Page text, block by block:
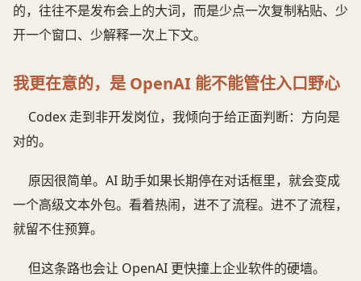
的，往往不是发布会上的大词，而是少点一次复制粘贴、少
开一个窗口、少解释一次上下文。
我更在意的，是 OpenAI 能不能管住入口野心
Codex 走到非开发岗位，我倾向于给正面判断：方向是
对的。
原因很简单。AI 助手如果长期停在对话框里，就会变成
一个高级文本外包。看着热闹，进不了流程。进不了流程，
就留不住预算。
但这条路也会让 OpenAI 更快撞上企业软件的硬墙。